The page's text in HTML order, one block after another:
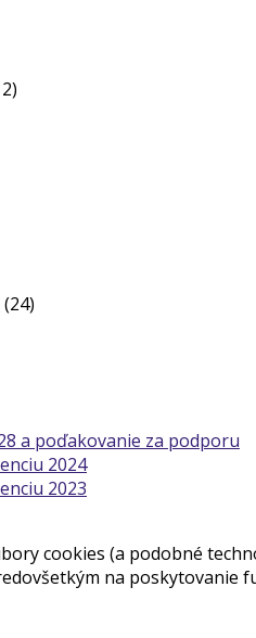
(24)
a poďakovanie za podporu
2024
2023
cookies (a podobné
na poskytovanie